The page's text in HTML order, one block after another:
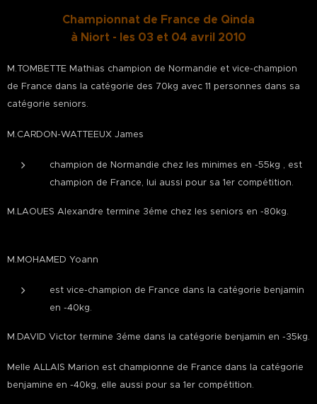
Championnat de France de Qinda
à Niort - les 03 et 04 avril 2010
M.TOMBETTE Mathias champion de Normandie et vice-champion
de France dans la catégorie des 70kg avec 11 personnes dans sa
catégorie seniors.
M.CARDON-WATTEEUX James
champion de Normandie chez les minimes en -55kg , est
champion de France, lui aussi pour sa 1er compétition.
M.LAOUES Alexandre termine 3éme chez les seniors en -80kg.
M.MOHAMED Yoann
est vice-champion de France dans la catégorie benjamin
en -40kg.
M.DAVID Victor termine 3éme dans la catégorie benjamin en -35kg.
Melle ALLAIS Marion est championne de France dans la catégorie
benjamine en -40kg, elle aussi pour sa 1er compétition.